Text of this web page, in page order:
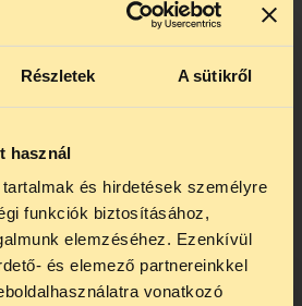
Részletek A sütikről
használ
és hirdetések személyre
funkciók biztosításához,
elemzéséhez. Ezenkívül
és elemező partnereinkkel
vonatkozó